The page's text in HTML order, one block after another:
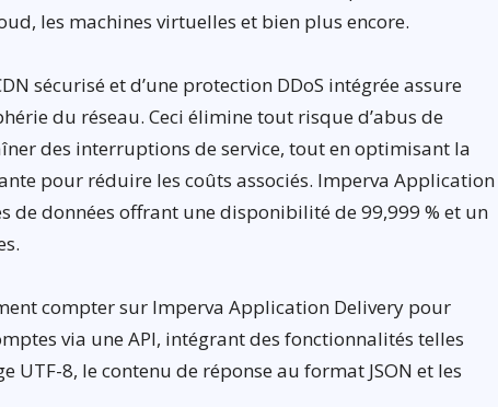
les machines virtuelles et bien plus encore.
sécurisé et d’une protection DDoS intégrée assure
du réseau. Ceci élimine tout risque d’abus de
des interruptions de service, tout en optimisant la
pour réduire les coûts associés. Imperva Application
de données offrant une disponibilité de 99,999 % et un
compter sur Imperva Application Delivery pour
via une API, intégrant des fonctionnalités telles
UTF-8, le contenu de réponse au format JSON et les